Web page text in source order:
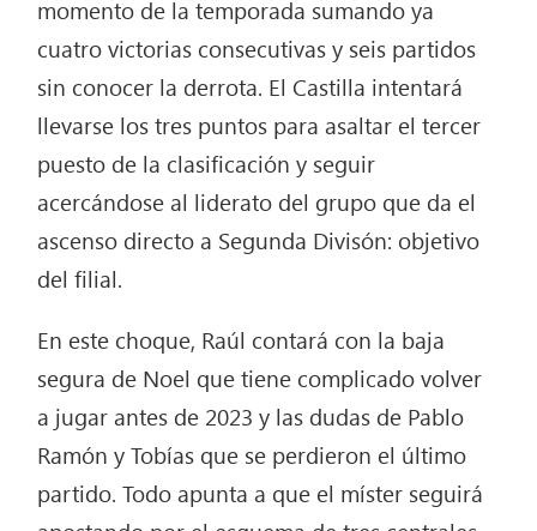
momento de la temporada sumando ya
cuatro victorias consecutivas y seis partidos
sin conocer la derrota. El Castilla intentará
llevarse los tres puntos para asaltar el tercer
puesto de la clasificación y seguir
acercándose al liderato del grupo que da el
ascenso directo a Segunda Divisón: objetivo
del filial.
En este choque, Raúl contará con la baja
segura de Noel que tiene complicado volver
a jugar antes de 2023 y las dudas de Pablo
Ramón y Tobías que se perdieron el último
partido. Todo apunta a que el míster seguirá